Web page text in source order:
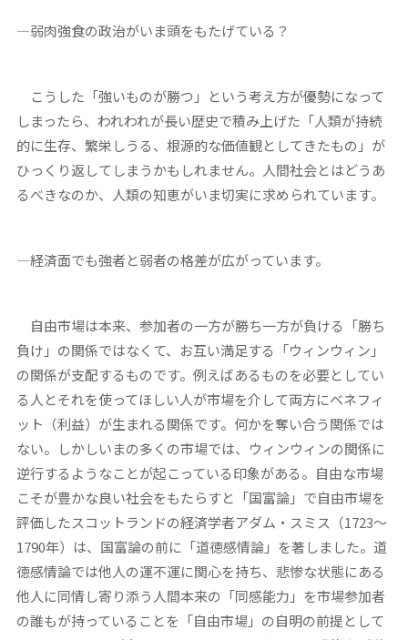
―弱肉強食の政治がいま頭をもたげている？
こうした「強いものが勝つ」という考え方が優勢になって
しまったら、われわれが長い歴史で積み上げた「人類が持続
的に生存、繁栄しうる、根源的な価値観としてきたもの」が
ひっくり返してしまうかもしれません。人間社会とはどうあ
るべきなのか、人類の知恵がいま切実に求められています。
―経済面でも強者と弱者の格差が広がっています。
自由市場は本来、参加者の一方が勝ち一方が負ける「勝ち
負け」の関係ではなくて、お互い満足する「ウィンウィン」
の関係が支配するものです。例えばあるものを必要としてい
る人とそれを使ってほしい人が市場を介して両方にベネフィ
ット（利益）が生まれる関係です。何かを奪い合う関係では
ない。しかしいまの多くの市場では、ウィンウィンの関係に
逆行するようなことが起こっている印象がある。自由な市場
こそが豊かな良い社会をもたらすと「国富論」で自由市場を
評価したスコットランドの経済学者アダム・スミス（1723～
1790年）は、国富論の前に「道徳感情論」を著しました。道
徳感情論では他人の運不運に関心を持ち、悲惨な状態にある
他人に同情し寄り添う人間本来の「同感能力」を市場参加者
の誰もが持っていることを「自由市場」の自明の前提として